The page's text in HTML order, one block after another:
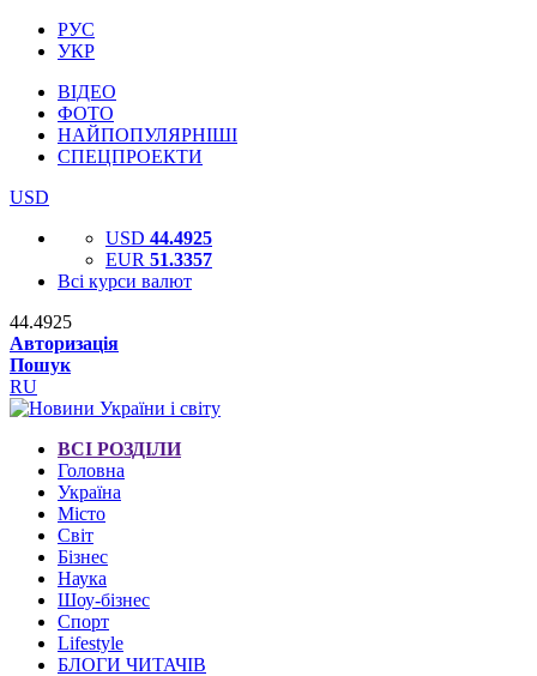
РУС
УКР
ВІДЕО
ФОТО
НАЙПОПУЛЯРНІШІ
СПЕЦПРОЕКТИ
USD
USD 44.4925
EUR 51.3357
Всі курси валют
44.4925
Авторизація
Пошук
RU
ВСІ РОЗДІЛИ
Головна
Україна
Місто
Світ
Бізнес
Наука
Шоу-бізнес
Спорт
Lifestyle
БЛОГИ ЧИТАЧІВ